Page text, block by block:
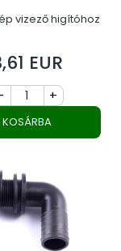
vizező higítóhoz
EUR
+
KOSÁRBA